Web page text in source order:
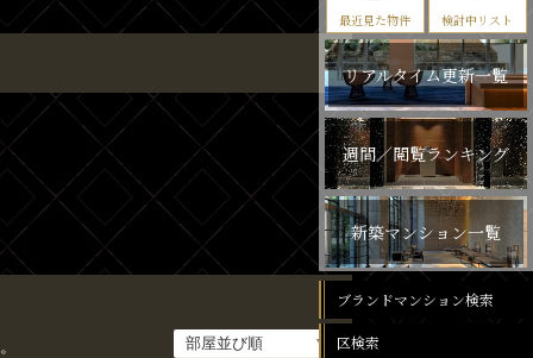
最近見た物件 検討中リスト
リアルタイム更新一覧
週間／閲覧ランキング
新築マンション一覧
ブランドマンション検索
区検索